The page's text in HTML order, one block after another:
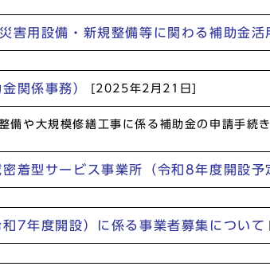
害用設備・新規整備等に関わる補助金活
関係事務） [2025年2月21日]
や大規模修繕工事に係る補助金の申請手続
着型サービス事業所（令和8年度開設
7年度開設）に係る事業者募集について